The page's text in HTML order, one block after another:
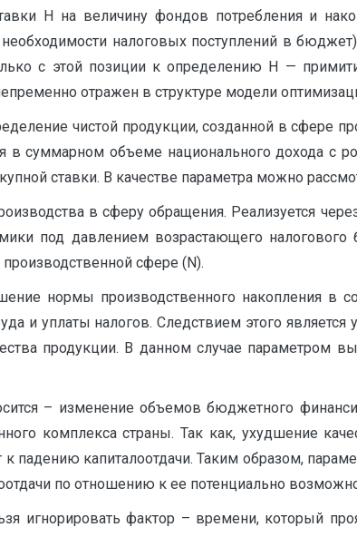
Н на величину фондов потребления и
налоговых поступлений в
с этой позиции к определению Н —
отражен в структуре модели
чистой продукции, созданной в сфере
в суммарном объеме национального дохода с
ставки. В качестве параметра можно
в сферу обращения. Реализуется
под давлением возрастающего
сфере (N).
нормы производственного накопления в
и уплаты налогов. Следствием этого является
продукции. В данном случае параметром
– изменение объемов бюджетного
комплекса страны. Так как, ухудшение
падению капиталоотдачи. Таким образом,
по отношению к ее потенциально
игнорировать фактор – времени, который